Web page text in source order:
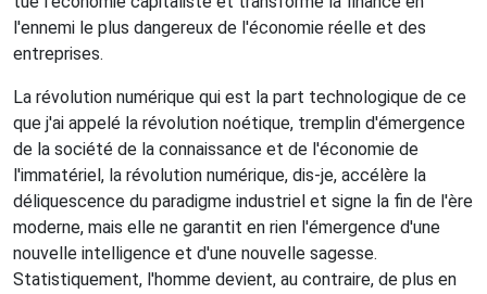
l'ennemi le plus dangereux de l'économie réelle et des
entreprises.
La révolution numérique qui est la part technologique de ce
que j'ai appelé la révolution noétique, tremplin d'émergence
de la société de la connaissance et de l'économie de
l'immatériel, la révolution numérique, dis-je, accélère la
déliquescence du paradigme industriel et signe la fin de l'ère
moderne, mais elle ne garantit en rien l'émergence d'une
nouvelle intelligence et d'une nouvelle sagesse.
Statistiquement, l'homme devient, au contraire, de plus en